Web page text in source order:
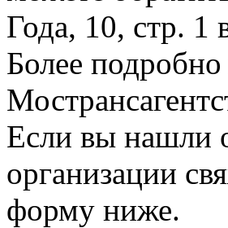
Года, 10, стр. 1
Более
Если вы нашли
организации
форму ниже.